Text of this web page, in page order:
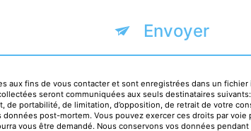
Envoyer
aux fins de vous contacter et sont enregistrées dans un
seront communiquées aux seuls destinataires
de portabilité, de limitation, d’opposition, de retrait de votre
post-mortem. Vous pouvez exercer ces droits par
vous être demandé. Nous conservons vos données